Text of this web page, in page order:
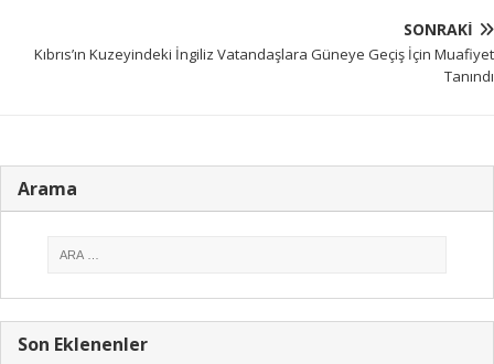
SONRAKI
Kıbrıs’ın Kuzeyindeki İngiliz Vatandaşlara Güneye Geçiş İçin Muafiyet
Tanındı
Arama
Son Eklenenler